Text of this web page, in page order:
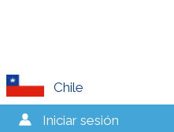
Chile
Iniciar sesión